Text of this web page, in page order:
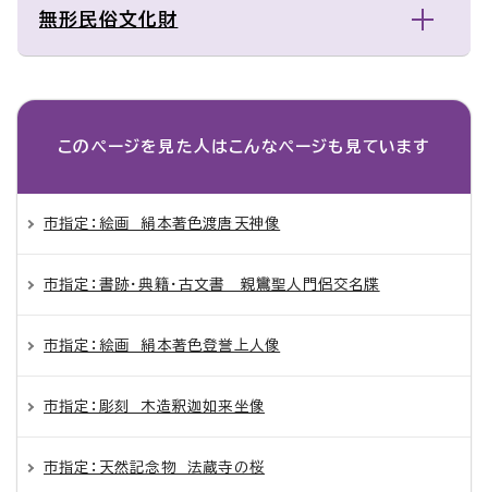
無形民俗文化財
このページを見た人は こんなページも見ています
市指定：絵画 絹本著色渡唐天神像
市指定：書跡・典籍・古文書 親鸞聖人門侶交名牒
市指定：絵画 絹本著色登誉上人像
市指定：彫刻 木造釈迦如来坐像
市指定：天然記念物 法蔵寺の桜